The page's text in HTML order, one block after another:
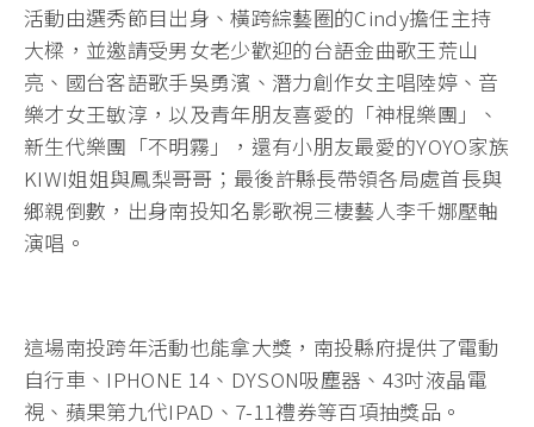
活動由選秀節目出身、橫跨綜藝圈的Cindy擔任主持
大樑，並邀請受男女老少歡迎的台語金曲歌王荒山
亮、國台客語歌手吳勇濱、潛力創作女主唱陸婷、音
樂才女王敏淳，以及青年朋友喜愛的「神棍樂團」、
新生代樂團「不明霧」，還有小朋友最愛的YOYO家族
KIWI姐姐與鳳梨哥哥；最後許縣長帶領各局處首長與
鄉親倒數，出身南投知名影歌視三棲藝人李千娜壓軸
演唱。
這場南投跨年活動也能拿大獎，南投縣府提供了電動
自行車、IPHONE 14、DYSON吸塵器、43吋液晶電
視、蘋果第九代IPAD、7-11禮券等百項抽獎品。